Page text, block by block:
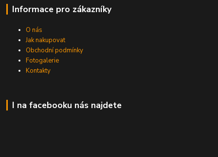
Informace pro zákazníky
O nás
Jak nakupovat
Obchodní podmínky
Fotogalerie
Kontakty
I na facebooku nás najdete